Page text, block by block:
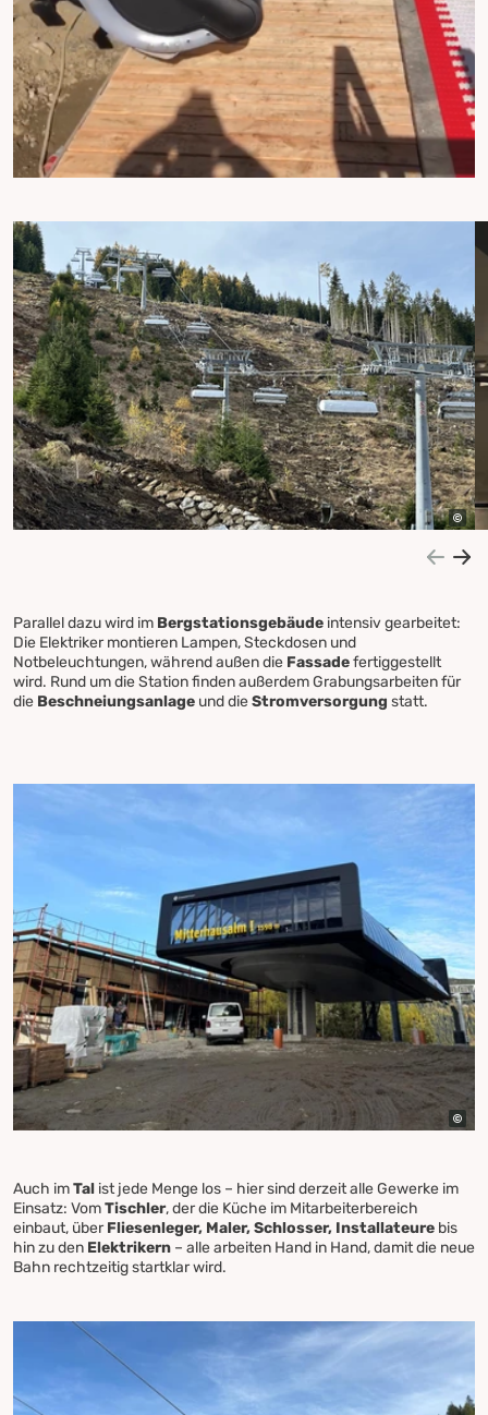
Parallel dazu wird im Bergstationsgebäude intensiv gearbeitet:
Die Elektriker montieren Lampen, Steckdosen und
Notbeleuchtungen, während außen die Fassadefertiggestellt
wird. Rund um die Station finden außerdem Grabungsarbeiten für
die Beschneiungsanlage und dieStromversorgung statt.
Auch imTal ist jede Menge los – hier sind derzeit alle Gewerke im
Einsatz: VomTischler, der die Küche im Mitarbeiterbereich
einbaut, überFliesenleger, Maler, Schlosser, Installateure bis
hin zu den Elektrikern – alle arbeiten Hand in Hand, damit die neue
Bahn rechtzeitig startklar wird.